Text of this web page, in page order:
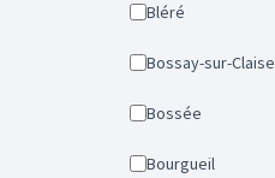
Bléré
Bossay-sur-Claise
Bossée
Bourgueil